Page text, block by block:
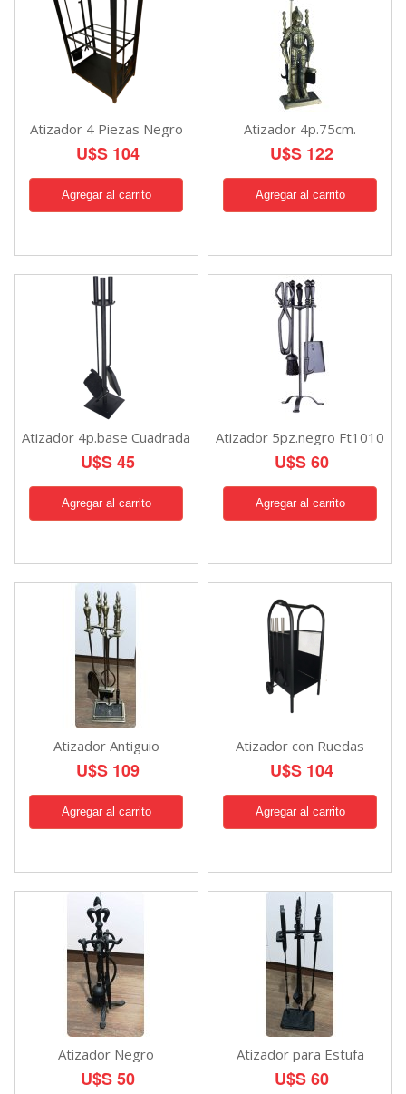
Atizador 4 Piezas Negro
U$S 104
Atizador 4p.75cm.
U$S 122
Atizador 4p.base Cuadrada
U$S 45
Atizador 5pz.negro Ft1010
U$S 60
Atizador Antiguio
U$S 109
Atizador con Ruedas
U$S 104
Atizador Negro
U$S 50
Atizador para Estufa
U$S 60